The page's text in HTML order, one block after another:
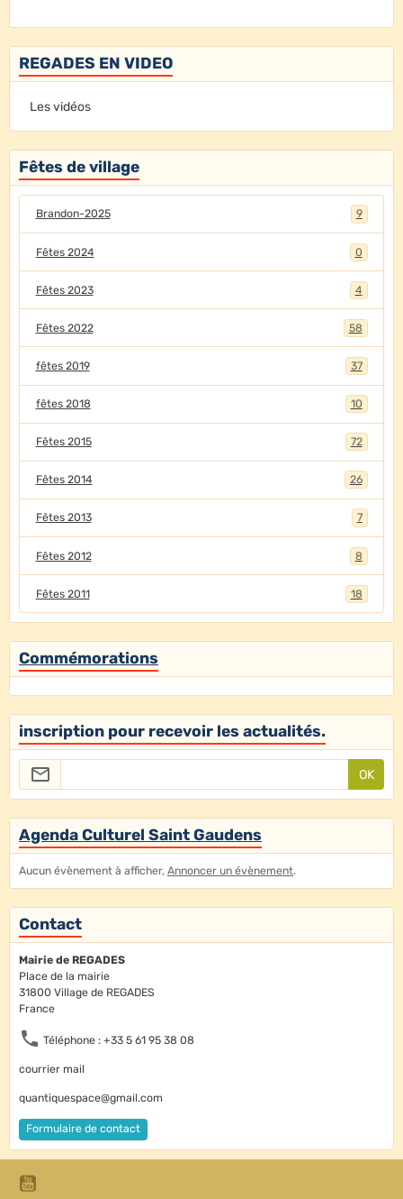
REGADES EN VIDEO
Les vidéos
Fêtes de village
Brandon-2025 9
Fêtes 2024 0
Fêtes 2023 4
Fêtes 2022 58
fêtes 2019 37
fêtes 2018 10
Fêtes 2015 72
Fêtes 2014 26
Fêtes 2013 7
Fêtes 2012 8
Fêtes 2011 18
Commémorations
inscription pour recevoir les actualités.
OK
Agenda Culturel Saint Gaudens
Aucun évènement à afficher, Annoncer un évènement.
Contact
Mairie de REGADES
Place de la mairie
31800 Village de REGADES
France
Téléphone : +33 5 61 95 38 08
courrier mail
quantiquespace@gmail.com
Formulaire de contact